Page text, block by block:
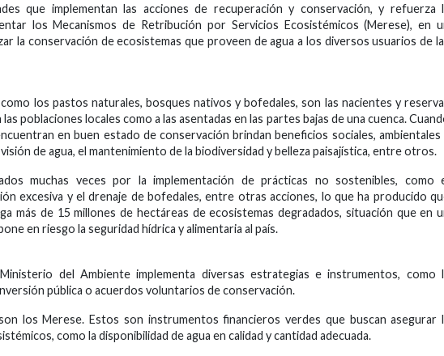
que implementan las acciones de recuperación y conservación, y refuerza
los Mecanismos de Retribución por Servicios Ecosistémicos (Merese), en
la conservación de ecosistemas que proveen de agua a los diversos usuarios de
los pastos naturales, bosques nativos y bofedales, son las nacientes y
poblaciones locales como a las asentadas en las partes bajas de una cuenca.
en buen estado de conservación brindan beneficios sociales, ambientales
de agua, el mantenimiento de la biodiversidad y belleza paisajística, entre otros.
muchas veces por la implementación de prácticas no sostenibles, como
excesiva y el drenaje de bofedales, entre otras acciones, lo que ha producido
más de 15 millones de hectáreas de ecosistemas degradados, situación que en
en riesgo la seguridad hídrica y alimentaria al país.
del Ambiente implementa diversas estrategias e instrumentos, como
pública o acuerdos voluntarios de conservación.
los Merese. Estos son instrumentos financieros verdes que buscan asegurar
como la disponibilidad de agua en calidad y cantidad adecuada.